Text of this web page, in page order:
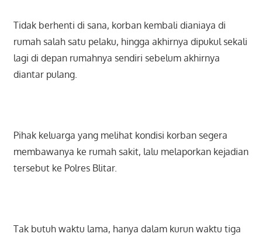
Tidak berhenti di sana, korban kembali dianiaya di
rumah salah satu pelaku, hingga akhirnya dipukul sekali
lagi di depan rumahnya sendiri sebelum akhirnya
diantar pulang.
Pihak keluarga yang melihat kondisi korban segera
membawanya ke rumah sakit, lalu melaporkan kejadian
tersebut ke Polres Blitar.
Tak butuh waktu lama, hanya dalam kurun waktu tiga